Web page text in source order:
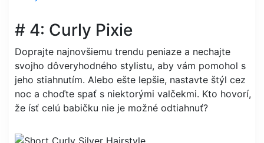
# 4: Curly Pixie
Doprajte najnovšiemu trendu peniaze a nechajte
svojho dôveryhodného stylistu, aby vám pomohol s
jeho stiahnutím. Alebo ešte lepšie, nastavte štýl cez
noc a choďte spať s niektorými valčekmi. Kto hovorí,
že ísť celú babičku nie je možné odtiahnuť?